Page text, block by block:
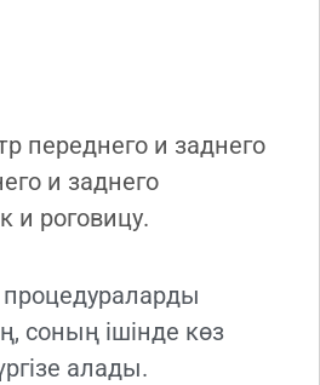
переднего и заднего
и заднего
и роговицу.
соның ішінде көз
алады.